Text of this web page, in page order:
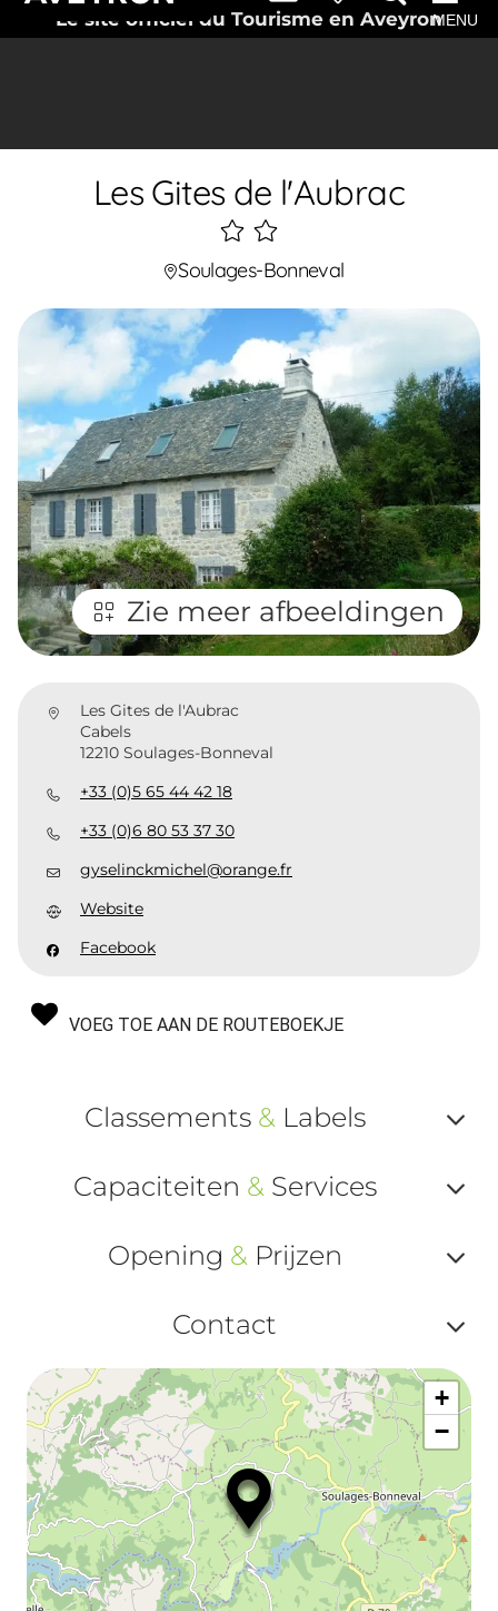
Le site officiel du Tourisme en AveyronMENU
Les Gites de l'Aubrac
2
étoiles
Soulages-Bonneval
Zie meer afbeeldingen
Les Gites de l'Aubrac
Cabels
12210 Soulages-Bonneval
+33 (0)5 65 44 42 18
+33 (0)6 80 53 37 30
gyselinckmichel@orange.fr
Website
Facebook
VOEG TOE AAN DE ROUTEBOEKJE
Classements &Labels
ou
Capaciteiten &Services
ou
Opening &Prijzen
ou
et
Contact
ou
+
−